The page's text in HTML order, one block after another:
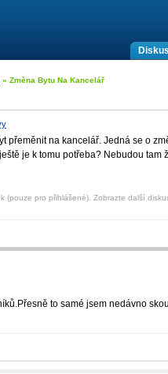
» Změna Bytu Na Kancelář
přeměnit na kancelář. Jedná se o
je k tomu potřeba? Nebudou tam
(pouze pro přihlášené). Zobrazte další
to samé jsem nedávno